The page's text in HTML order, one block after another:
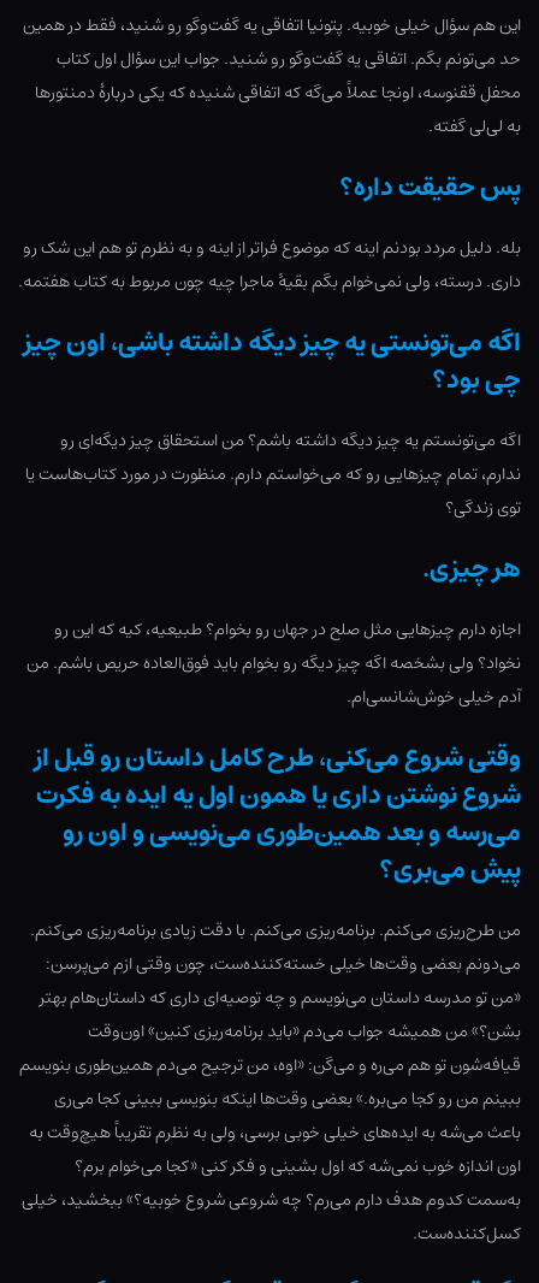
این هم سؤال خیلی خوبیه. پتونیا اتفاقی یه گفت‌وگو رو شنید، فقط در همین
حد می‌تونم بگم. اتفاقی یه گفت‌وگو رو شنید. جواب این سؤال اول کتاب
محفل ققنوسه، اونجا عملاً می‌گه که اتفاقی شنیده که یکی دربارۀ دمنتورها
به لی‌لی گفته.
پس حقیقت داره؟
بله. دلیل مردد بودنم اینه که موضوع فراتر از اینه و به نظرم تو هم این شک رو
داری. درسته، ولی نمی‌خوام بگم بقیۀ ماجرا چیه چون مربوط به کتاب هفتمه.
اگه می‌تونستی یه چیز دیگه داشته باشی، اون چیز
چی بود؟
اگه می‌تونستم یه چیز دیگه داشته باشم؟ من استحقاق چیز دیگه‌ای رو
ندارم، تمام چیزهایی رو که می‌خواستم دارم. منظورت در مورد کتاب‌هاست یا
توی زندگی؟
هر چیزی.
اجازه دارم چیزهایی مثل صلح در جهان رو بخوام؟ طبیعیه، کیه که این رو
نخواد؟ ولی بشخصه اگه چیز دیگه رو بخوام باید فوق‌العاده حریص باشم. من
آدم خیلی خوش‌شانسی‌ام.
وقتی شروع می‌کنی، طرح کامل داستان رو قبل از
شروع نوشتن داری یا همون اول یه ایده به فکرت
می‌رسه و بعد همین‌طوری می‌نویسی و اون رو
پیش می‌بری؟
من طرح‌ریزی می‌کنم. برنامه‌ریزی می‌کنم. با دقت زیادی برنامه‌ریزی می‌کنم.
می‌دونم بعضی وقت‌ها خیلی خسته‌کننده‌ست، چون وقتی ازم می‌پرسن:
«من تو مدرسه داستان می‌نویسم و چه توصیه‌ای داری که داستان‌هام بهتر
بشن؟» من همیشه جواب می‌دم «باید برنامه‌ریزی کنین» اون‌وقت
قیافه‌شون تو هم می‌ره و می‌گن: «اوه، من ترجیح می‌دم همین‌طوری بنویسم
ببینم من رو کجا می‌بره.» بعضی وقت‌ها اینکه بنویسی ببینی کجا می‌ری
باعث می‌شه به ایده‌های خیلی خوبی برسی، ولی به نظرم تقریباً هیچ‌وقت به
اون اندازه خوب نمی‌شه که اول بشینی و فکر کنی «کجا می‌خوام برم؟
به‌سمت کدوم هدف دارم می‌رم؟ چه شروعی شروع خوبیه؟» ببخشید، خیلی
کسل‌کننده‌ست.